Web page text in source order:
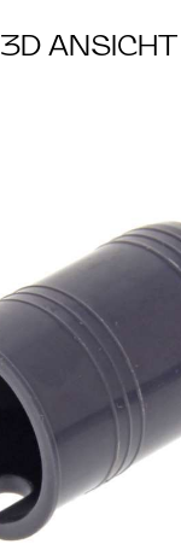
3D ANSICHT